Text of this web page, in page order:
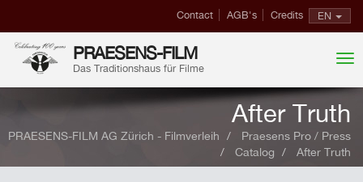
EN
Contact AGB's Credits
PRAESENS-FILM
Das Traditionshaus für Filme
After Truth
PRAESENS-FILM AG Zürich - Filmverleih
Praesens Pro / Press
Catalog
After Truth